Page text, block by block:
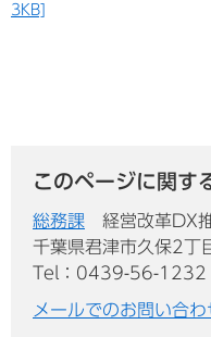
3KB]
このページに関す
総務課
経営改革DX
千葉県君津市久保2丁
Tel：0439-56-1232
メールでのお問い合